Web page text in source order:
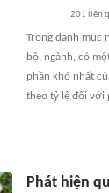
201 liên
Trong danh mục
bộ, ngành, có
phần khó nhất
theo tỷ lệ đối với
Phát hiện